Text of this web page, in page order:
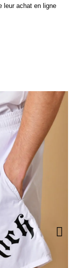
leur achat en ligne